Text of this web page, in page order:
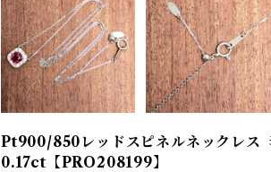
Pt900/850レッドスピネルネックレス
0.17ct【PRO208199】